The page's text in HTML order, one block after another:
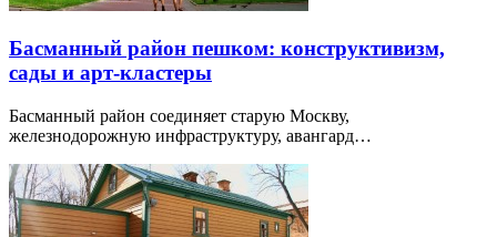
Басманный район пешком: конструктивизм,
сады и арт-кластеры
Басманный район соединяет старую Москву,
железнодорожную инфраструктуру, авангард…